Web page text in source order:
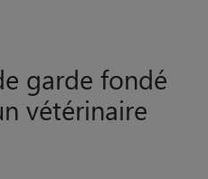
garde fondé
vétérinaire